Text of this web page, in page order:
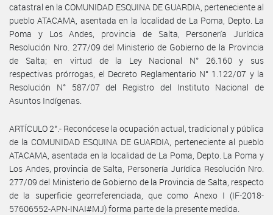
catastral en la COMUNIDAD ESQUINA DE GUARDIA, perteneciente al
pueblo ATACAMA, asentada en la localidad de La Poma, Depto. La
Poma y Los Andes, provincia de Salta, Personería Jurídica
Resolución Nro. 277/09 del Ministerio de Gobierno de la Provincia
de Salta; en virtud de la Ley Nacional N° 26.160 y sus
respectivas prórrogas, el Decreto Reglamentario N° 1.122/07 y la
Resolución N° 587/07 del Registro del Instituto Nacional de
Asuntos Indígenas.
ARTÍCULO 2°.- Reconócese la ocupación actual, tradicional y pública
de la COMUNIDAD ESQUINA DE GUARDIA, perteneciente al pueblo
ATACAMA, asentada en la localidad de La Poma, Depto. La Poma y
Los Andes, provincia de Salta, Personería Jurídica Resolución Nro.
277/09 del Ministerio de Gobierno de la Provincia de Salta, respecto
de la superficie georreferenciada, que como Anexo I (IF-2018-
57606552-APN-INAI#MJ) forma parte de la presente medida.